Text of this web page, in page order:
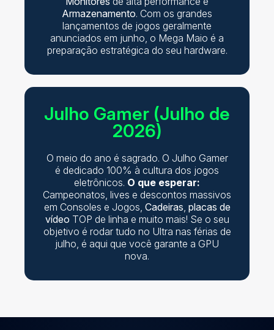
Armazenamento. Com os grandes
lançamentos de jogos geralmente
anunciados em junho, o Mega Maio é a
preparação estratégica do seu hardware.
Julho Gamer (Julho de
2026)
O meio do ano é sagrado. O Julho Gamer
é dedicado 100% à cultura dos jogos
eletrônicos. O que esperar:
Campeonatos, lives e descontos massivos
em Consoles e Jogos, Cadeiras placas de
vídeo TOP de linha e muito mais! Se o seu
objetivo é rodar tudo no Ultra nas férias de
julho, é aqui que você garante a GPU
nova.